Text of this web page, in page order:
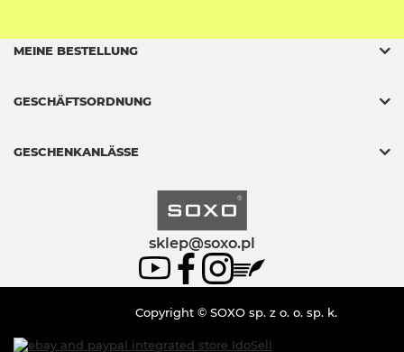
sklep@soxo.pl
MEINE BESTELLUNG
GESCHÄFTSORDNUNG
GESCHENKANLÄSSE
Copyright © SOXO sp. z o. o. sp. k.